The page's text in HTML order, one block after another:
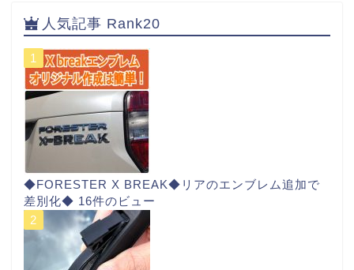
人気記事 Rank20
◆FORESTER X BREAK◆リアのエンブレム追加で
差別化◆ 16件のビュー